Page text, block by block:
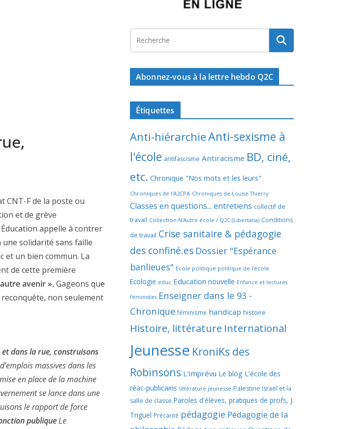
CNT-F de la poste ou
et de grève
appelle à contrer
solidarité sans faille
et un bien commun. La
de cette première
avenir ».Gageons que
non seulement
dans la rue, construisons
massives dans les
en place de la machine
se lance dans une
le rapport de force
publiqueLe
Abonnez-vous à la lettre hebdo Q2C
Étiquettes
Anti-hiérarchieAnti-sexisme à
l'école antifascisme Antiracisme BD, ciné,
etc. Chronique "Nos mots et les leurs"
Chroniques de l'A2CPA Chroniques de Louise Thierry
Classes en questions... entretiens collectif de
travail Collection N'Autre école / Q2C (Libertalia) Conditions
de travail Crise sanitaire & pédagogie
des confiné.es Dossier "Espérance
banlieues" Ecole politique politique de l'école
Ecologie educ Education nouvelle Enfance et lectures
féministes Enseigner dans le 93 -
Chronique féminisme handicap histoire
Histoire, littérature International
Jeunesse KroniKs des
Robinsons L'Imprévu Le blog L'école des
réac-publicains littérature jeunesse Palestine Israël et la
salle de classe Paroles d'élèves, pratiques de profs, J.
Triguel Précarité pédagogie Pédagogie de la